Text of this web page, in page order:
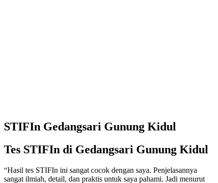
STIFIn Gedangsari Gunung Kidul
Tes STIFIn di Gedangsari Gunung Kidul
“Hasil tes STIFIn ini sangat cocok dengan saya. Penjelasannya
sangat ilmiah, detail, dan praktis untuk saya pahami. Jadi menurut